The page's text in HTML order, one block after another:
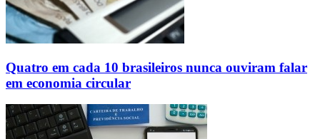
Quatro em cada 10 brasileiros nunca ouviram falar
em economia circular